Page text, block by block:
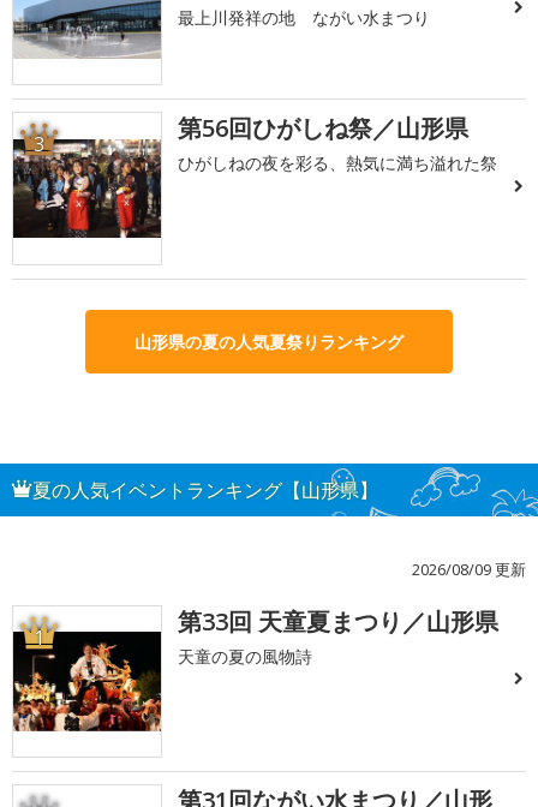
最上川発祥の地 ながい水まつり
3 第56回ひがしね祭／山形県
ひがしねの夜を彩る、熱気に満ち溢れた祭
山形県の夏の人気夏祭りランキング
夏の人気イベントランキング【山形県】
2026/08/09 更新
1 第33回 天童夏まつり／山形県
天童の夏の風物詩